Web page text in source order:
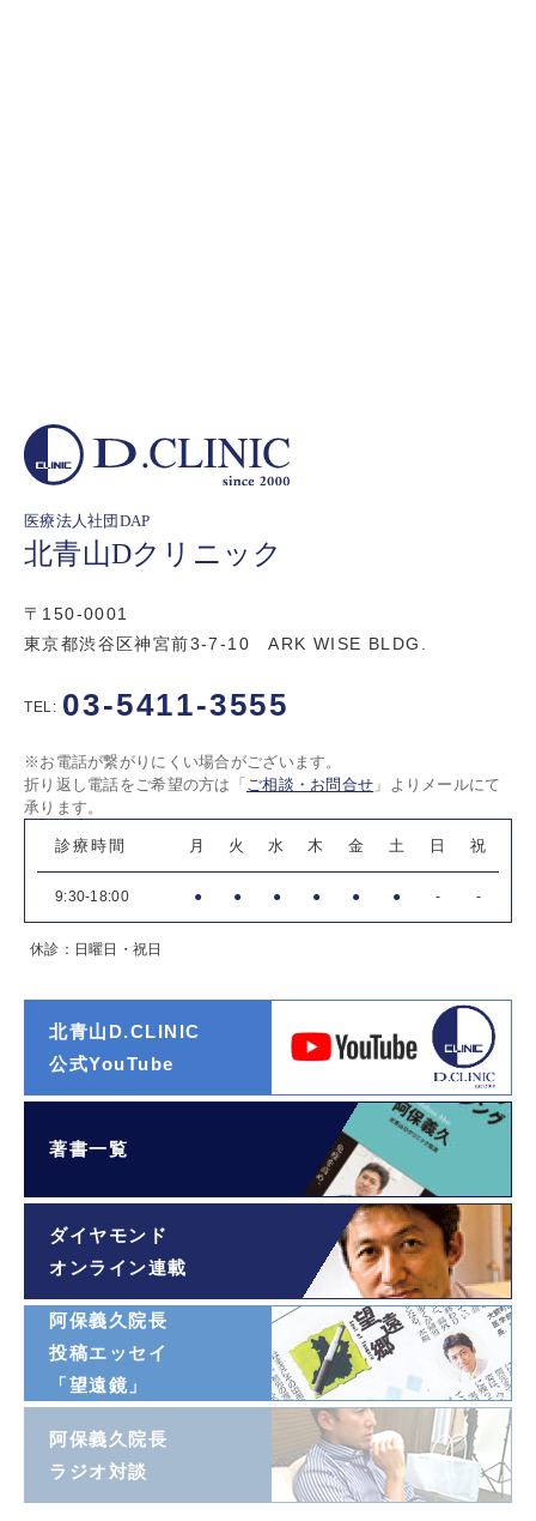
医療法人社団DAP
北青山Dクリニック
〒150-0001
東京都渋谷区神宮前3-7-10 ARK WISE BLDG.
TEL: 03-5411-3555
※お電話が繋がりにくい場合がございます。
折り返し電話をご希望の方は「 ご相談・お問合せ 」よりメールにて
承ります。
診療時間 月 火 水 木 金 土 日 祝
9:30-18:00 ● ● ● ● ● ● - -
休診：日曜日・祝日
北青山D.CLINIC
公式YouTube
著書一覧
ダイヤモンド
オンライン連載
阿保義久院長
投稿エッセイ
「望遠鏡」
阿保義久院長
ラジオ対談